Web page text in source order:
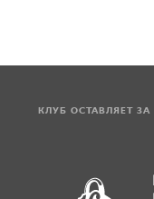
КЛУБ ОСТАВЛЯЕТ